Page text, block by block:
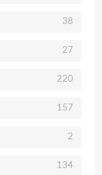
38
27
220
157
2
134